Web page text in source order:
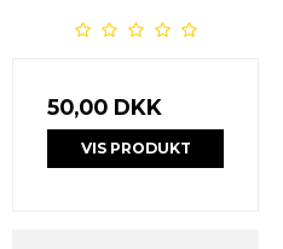
50,00 DKK
VIS PRODUKT